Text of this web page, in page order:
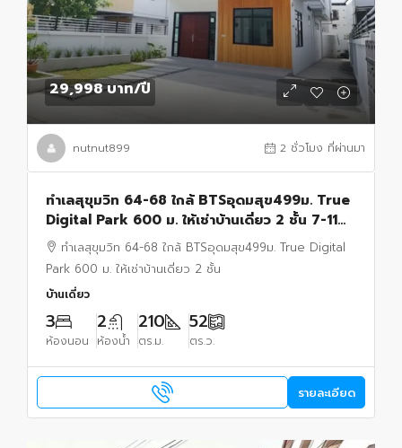
29,998 บาท/ปี
nutnut899 2 ชั่วโมง ที่ผ่านมา
ทำเลสุขุมวิท 64-68 ใกล้ BTSอุดมสุข499ม. True
Digital Park 600 ม. ให้เช่าบ้านเดี่ยว 2 ชั้น 7-11
50ม. 52ตร.วา 210 ตร.ม.
ทำเลสุขุมวิท 64-68 ใกล้ BTSอุดมสุข499ม. True Digital
Park 600 ม. ให้เช่าบ้านเดี่ยว 2 ชั้น
บ้านเดี่ยว
3
ห้องนอน
2
ห้องน้ำ
210
ตร.ม.
52
ตร.ว.
รายละเอียด